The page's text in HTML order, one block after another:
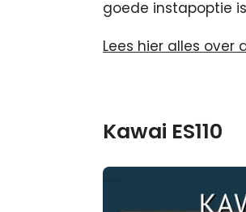
goede instapoptie
Lees hier alles over
Kawai ES110